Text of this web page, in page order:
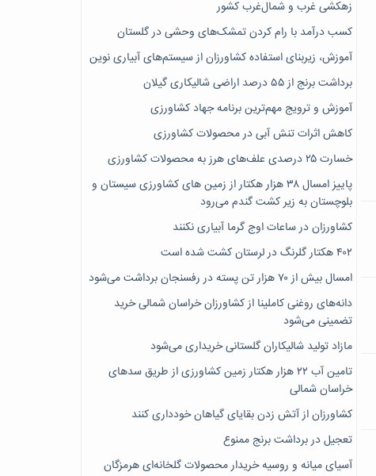
زهکشی غرب و شمال‌غرب کشور
کسب درآمد با رام کردن تمشک‌های وحشی در گلستان
آموزش، زیربنای استفاده کشاورزان از سیستم‌های آبیاری نوین
برداشت برنج از ۵۵ درصد اراضی شالیکاری گیلان
آموزش و ترویج مهم‌ترین برنامه جهاد کشاورزی
کاهش اثرات تنش آبی در محصولات کشاورزی
خسارت ۲۵ درصدی علف‌های هرز به محصولات کشاورزی
پاییز امسال ۳۸ هزار هکتار از زمین های کشاورزی سیستان و
بلوچستان به زیر کشت گندم می‌رود
کشاورزان در ساعات اوج گرما آبیاری نکنند
۴۰۲ هکتار گلرنگ در لرستان کشت شده است
امسال بیش از ۷۰ هزار تن پسته در رفسنجان برداشت می‌شود
دانه‌های روغنی کاملینا از کشاورزان خراسان شمالی خرید
تضمینی می‌شود
مازاد تولید شالیکاران گلستانی خریداری می‌شود
تامین آب ۲۲ هزار هکتار زمین کشاورزی از طریق سدهای
خراسان شمالی
کشاورزان از آتش زدن بقایای گیاهان خودداری کنند
تعجیل در برداشت برنج ممنوع
آسیای میانه و روسیه خریدار محصولات گلخانه‌ای هرمزگان